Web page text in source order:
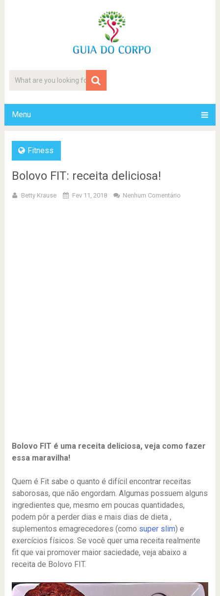
Menu
Fitness
Bolovo FIT: receita deliciosa!
Betty Krause Fev 11, 2018 Nenhum Comentário
Bolovo FIT é uma receita deliciosa, veja como fazer
essa maravilha!
Quem é Fit sabe o quanto é difícil encontrar receitas
saborosas, que não engordam. Algumas possuem alguns
ingredientes que, mesmo em poucas quantidades,
podem pôr a perder dias e mais dias de dieta ,
suplementos emagrecedores (como super slim) e
exercícios físicos. Se você quer uma receita realmente
fit que vai promover maior saciedade, veja abaixo a
receita de Bolovo FIT.